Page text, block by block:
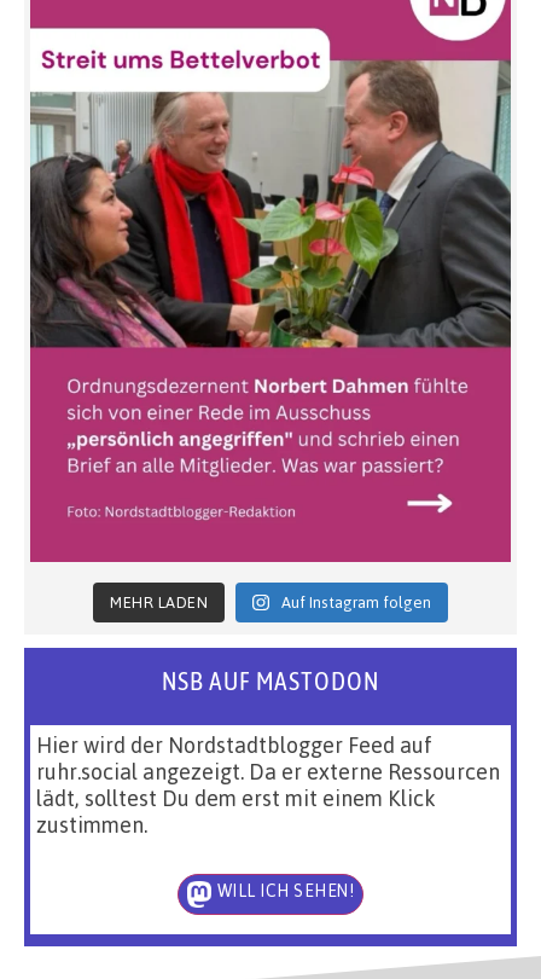
MEHR LADEN Auf Instagram folgen
NSB AUF MASTODON
Hier wird der Nordstadtblogger Feed auf
ruhr.social angezeigt. Da er externe Ressourcen
lädt, solltest Du dem erst mit einem Klick
zustimmen.
WILL ICH SEHEN!